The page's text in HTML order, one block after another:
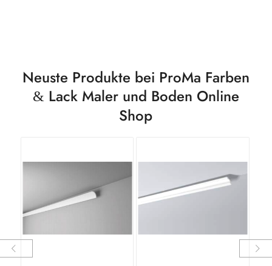
Neuste Produkte bei ProMa Farben
&Lack Maler und Boden Online
Shop